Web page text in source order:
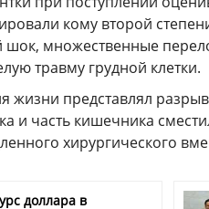
кому второй
шок, множественные
травму грудной клетки.
жизни представлял
и часть кишечника
хирургического
доллара в